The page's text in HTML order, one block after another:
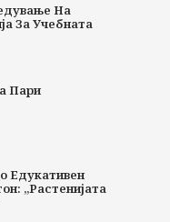
На
За Учебната
Пари
Едукативен
„Растенијата